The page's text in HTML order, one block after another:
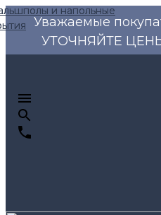
Уважаемые
УТОЧНЯЙТЕ